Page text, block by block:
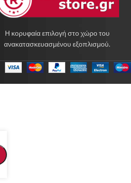
Η κορυφαία επιλογή στο χώρο του
ανακατασκευασμένου εξοπλισμού.